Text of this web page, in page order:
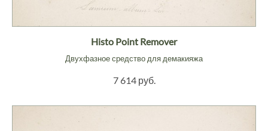
Histo Point Remover
Двухфазное средство для демакияжа
7 614 руб.